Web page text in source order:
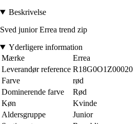
Beskrivelse
Sved junior Errea trend zip
Yderligere information
Mærke
Errea
Leverandør reference R18G0O1Z00020
Farve
rød
Dominerende farve
Rød
Køn
Kvinde
Aldersgruppe
Junior